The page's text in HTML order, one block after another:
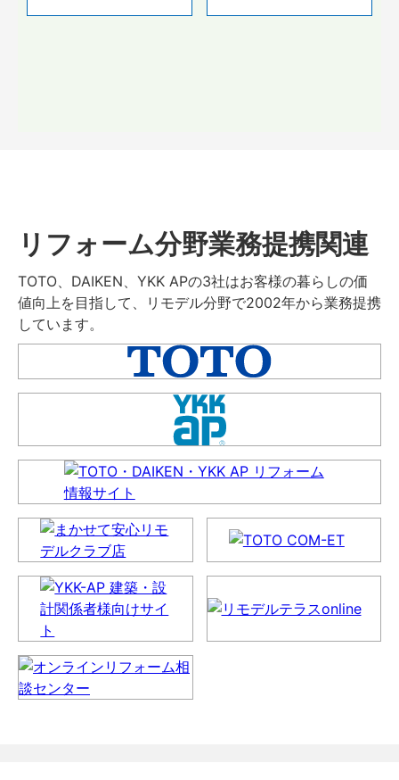
リフォーム分野業務提携関連
TOTO、DAIKEN、YKK APの3社はお客様の暮らしの価
値向上を目指して、リモデル分野で2002年から業務提携
しています。